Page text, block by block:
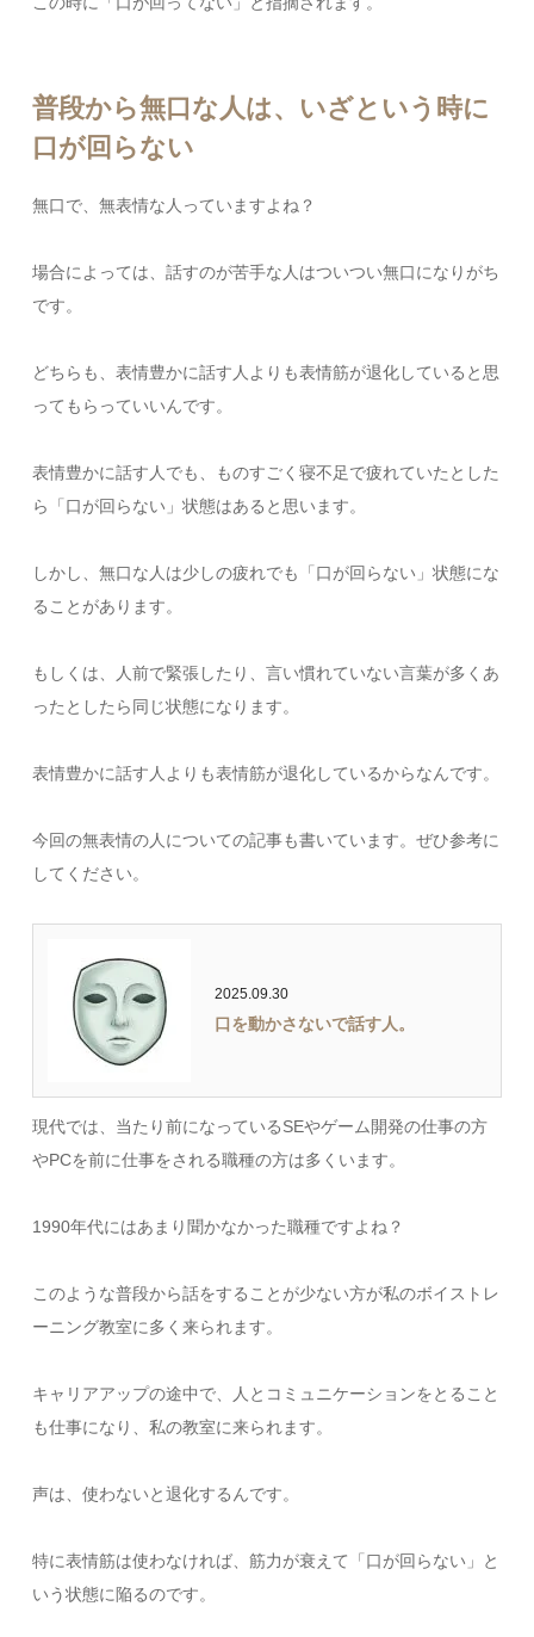
普段から無口な人は、いざという時に
口が回らない
無口で、無表情な人っていますよね？
場合によっては、話すのが苦手な人はついつい無口になりがち
です。
どちらも、表情豊かに話す人よりも表情筋が退化していると思
ってもらっていいんです。
表情豊かに話す人でも、ものすごく寝不足で疲れていたとした
ら「口が回らない」状態はあると思います。
しかし、無口な人は少しの疲れでも「口が回らない」状態にな
ることがあります。
もしくは、人前で緊張したり、言い慣れていない言葉が多くあ
ったとしたら同じ状態になります。
表情豊かに話す人よりも表情筋が退化しているからなんです。
今回の無表情の人についての記事も書いています。ぜひ参考に
してください。
2025.09.30
口を動かさないで話す人。
現代では、当たり前になっているSEやゲーム開発の仕事の方
やPCを前に仕事をされる職種の方は多くいます。
1990年代にはあまり聞かなかった職種ですよね？
このような普段から話をすることが少ない方が私のボイストレ
ーニング教室に多く来られます。
キャリアアップの途中で、人とコミュニケーションをとること
も仕事になり、私の教室に来られます。
声は、使わないと退化するんです。
特に表情筋は使わなければ、筋力が衰えて「口が回らない」と
いう状態に陥るのです。